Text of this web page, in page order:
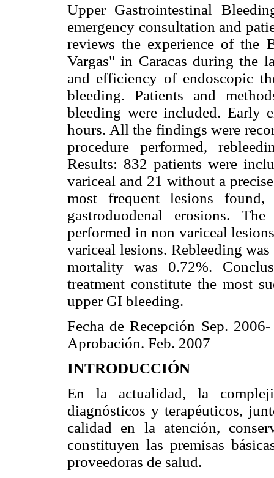
Upper Gastrointestinal
emergency consultation and
reviews the experience of the
Vargas" in Caracas during the
and efficiency of endoscopic
bleeding. Patients and
bleeding were included. Early
hours. All the findings were
procedure performed,
Results: 832 patients were
variceal and 21 without a
most frequent lesions
gastroduodenal erosions.
performed in non variceal
variceal lesions. Rebleeding
mortality was 0.72%.
treatment constitute the most
upper GI bleeding.
Fecha de Recepción Sep.
Aprobación. Feb. 2007
INTRODUCCIÓN
En la actualidad, la
diagnósticos y terapéuticos,
calidad en la atención,
constituyen las premisas
proveedoras de salud.